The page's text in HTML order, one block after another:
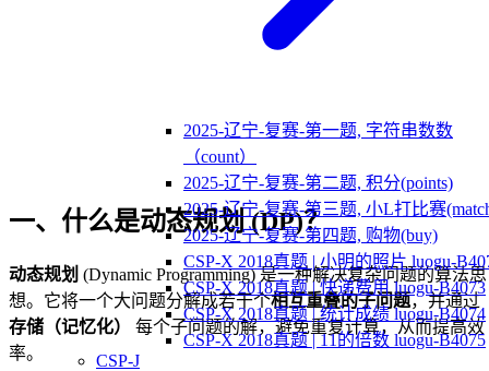
2025-辽宁-复赛-第一题, 字符串数数
（count）
2025-辽宁-复赛-第二题, 积分(points)
2025-辽宁-复赛-第三题, 小L打比赛
2025-辽宁-复赛-第四题, 购物(buy)
CSP-X 2018真题 | 小明的照片 luogu-
CSP-X 2018真题 | 快递费用 luogu-B4073
CSP-X 2018真题 | 统计成绩 luogu-B4074
CSP-X 2018真题 | 11的倍数 luogu-B4075
CSP-J
一、什么是动态规划 (DP)？
动态规划 (Dynamic Programming) 是一种解决复杂问题的算法思
想。它将一个大问题分解成若干个相互重叠的子问题，并通过
存储（记忆化）
每个子问题的解，避免重复计算，从而提高效
率。